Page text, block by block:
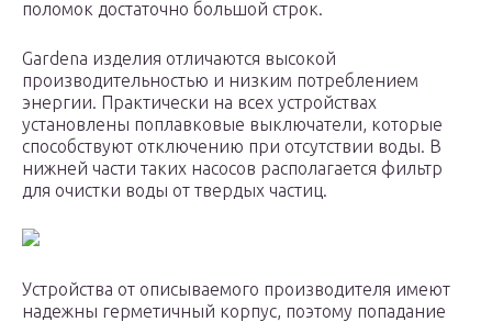
поломок достаточно большой строк.
Gardena изделия отличаются высокой
производительностью и низким потреблением
энергии. Практически на всех устройствах
установлены поплавковые выключатели, которые
способствуют отключению при отсутствии воды. В
нижней части таких насосов располагается фильтр
для очистки воды от твердых частиц.
Устройства от описываемого производителя имеют
надежны герметичный корпус, поэтому попадание